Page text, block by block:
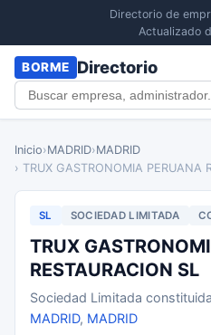
Directorio de
Actualizado
BORME Directorio
Inicio›MADRID›MADRID
› TRUX GASTRONOMIA PERUANA
SL SOCIEDAD LIMITADA
TRUX
RESTAURACION SL
Sociedad Limitada
MADRID, MADRID